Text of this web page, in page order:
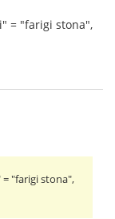
= "farigi stona",
"farigi stona",